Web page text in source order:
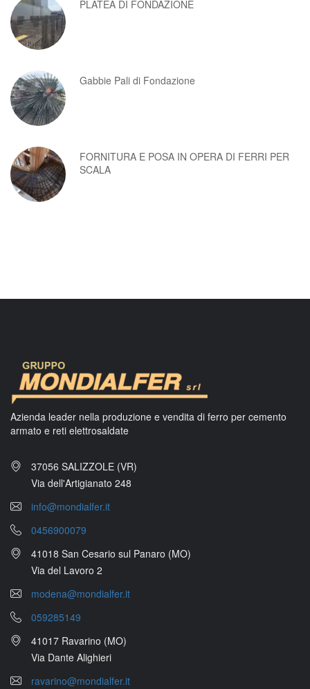
PLATEA DI FONDAZIONE
Gabbie Pali di Fondazione
FORNITURA E POSA IN OPERA DI FERRI PER
SCALA
Azienda leader nella produzione e vendita di ferro per cemento
armato e reti elettrosaldate
37056 SALIZZOLE (VR)
Via dell'Artigianato 248
info@mondialfer.it
0456900079
41018 San Cesario sul Panaro (MO)
Via del Lavoro 2
modena@mondialfer.it
059285149
41017 Ravarino (MO)
Via Dante Alighieri
ravarino@mondialfer.it